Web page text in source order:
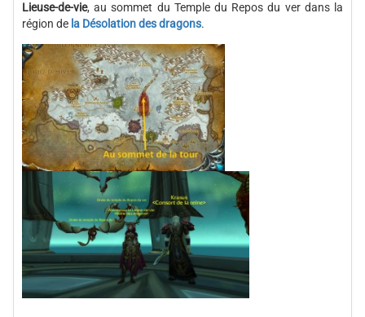
Lieuse-de-vie, au sommet du Temple du Repos du ver dans la
région de la Désolation des dragons.